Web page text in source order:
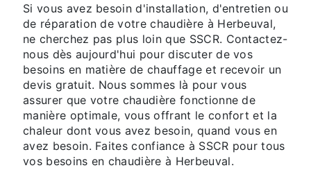
Si vous avez besoin d'installation, d'entretien ou
de réparation de votre chaudière à Herbeuval,
ne cherchez pas plus loin que SSCR. Contactez-
nous dès aujourd'hui pour discuter de vos
besoins en matière de chauffage et recevoir un
devis gratuit. Nous sommes là pour vous
assurer que votre chaudière fonctionne de
manière optimale, vous offrant le confort et la
chaleur dont vous avez besoin, quand vous en
avez besoin. Faites confiance à SSCR pour tous
vos besoins en chaudière à Herbeuval.